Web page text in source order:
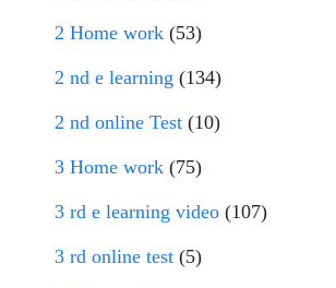
2 Home work (53)
2 nd e learning (134)
2 nd online Test (10)
3 Home work (75)
3 rd e learning video (107)
3 rd online test (5)